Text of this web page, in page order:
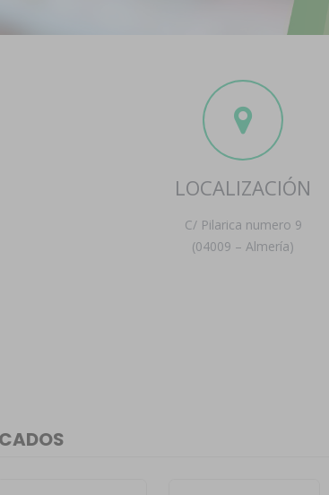
LOCALIZACIÓN
C/ Pilarica numero 9
(04009 – Almería)